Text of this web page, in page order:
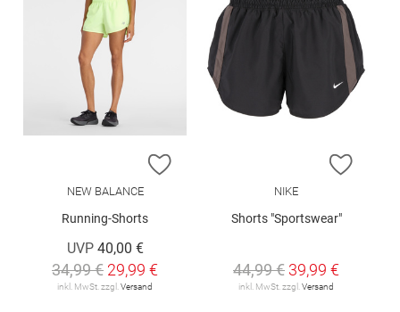
ZUR WUNSCHLISTE HINZUFÜGEN
NEW BALANCE
Running-Shorts
UVP 40,00 €
34,99 € 29,99 €
inkl. MwSt. zzgl. Versand
ZUR
NIKE
Shorts "Sportswear"
44,99 € 39,99 €
inkl. MwSt. zzgl. Versand